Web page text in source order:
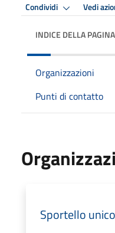
Condividi Vedi
INDICE DELLA PAGINA
Organizzazioni
Punti di contatto
Sportello